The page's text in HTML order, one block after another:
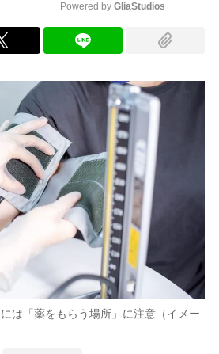
Powered by GliaStudios
は「薬をもらう場所」に注意（イメー